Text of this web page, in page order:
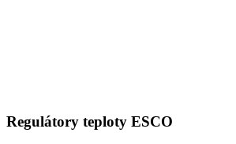
Regulátory teploty ESCO